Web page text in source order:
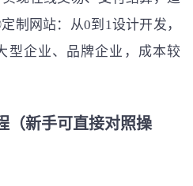
制网站：从0到1设计开发，
型企业、品牌企业，成本较
（新手可直接对照操